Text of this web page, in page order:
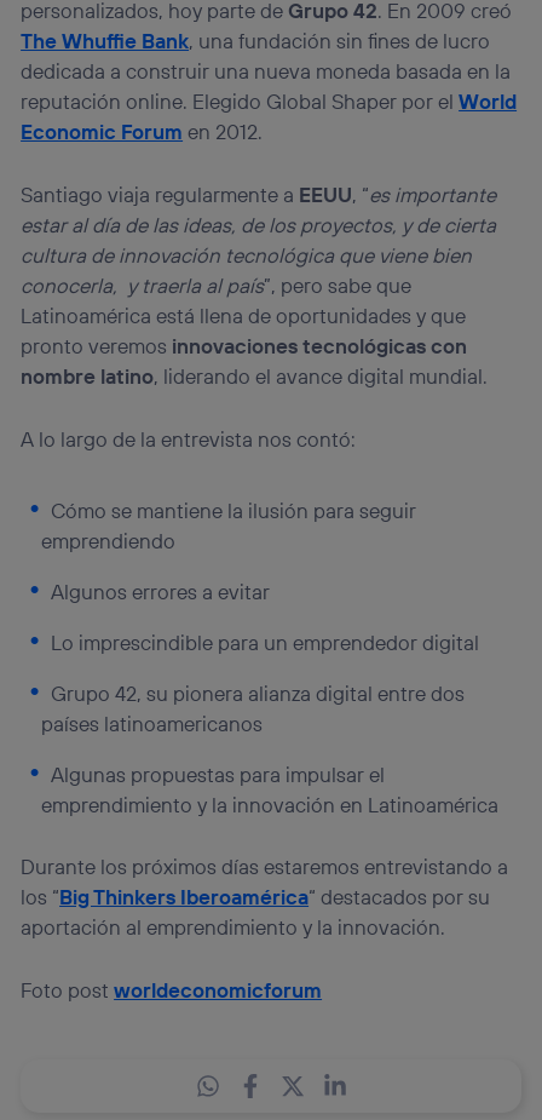
personalizados, hoy parte de Grupo 42. En 2009 creó
The Whuffie Bank, una fundación sin fines de lucro
dedicada a construir una nueva moneda basada en la
reputación online. Elegido Global Shaper por elWorld
Economic Forum en 2012.
Santiago viaja regularmente a EEUU, “es importante
estar al día de las ideas, de los proyectos, y de cierta
cultura de innovación tecnológica que viene bien
conocerla, y traerla al país”, pero sabe que
Latinoamérica está llena de oportunidades y que
pronto veremos innovaciones tecnológicas con
nombre latino, liderando el avance digital mundial.
A lo largo de la entrevista nos contó:
Cómo se mantiene la ilusión para seguir
emprendiendo
Algunos errores a evitar
Lo imprescindible para un emprendedor digital
Grupo 42, su pionera alianza digital entre dos
países latinoamericanos
Algunas propuestas para impulsar el
emprendimiento y la innovación en Latinoamérica
Durante los próximos días estaremos entrevistando a
los “Big Thinkers Iberoamérica“ destacados por su
aportación al emprendimiento y la innovación.
Foto postworldeconomicforum